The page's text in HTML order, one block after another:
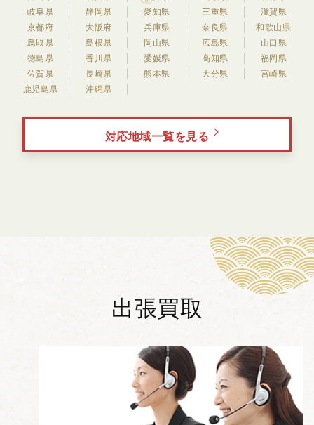
岐阜県
静岡県 愛知県 三重県
滋賀県
京都府
大阪府 兵庫県 奈良県
和歌山県
鳥取県
島根県 岡山県 広島県
山口県
徳島県
香川県 愛媛県 高知県
福岡県
佐賀県
長崎県 熊本県 大分県
宮崎県
鹿児島県
沖縄県
対応地域一覧を見る
出張買取